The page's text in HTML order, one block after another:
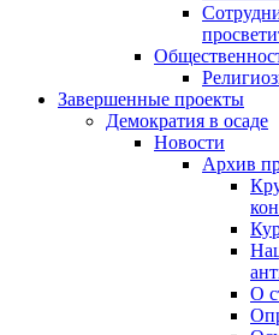
Завершенные проекты
Демократия в осаде
Новости
Архив
О